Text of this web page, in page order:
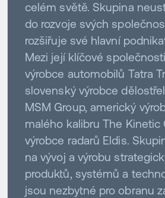
celém světě. Skupina
do rozvoje svých
rozšiřuje své hlavní
Mezi její klíčové
výrobce automobilů Tatra
slovenský výrobce
MSM Group, americký
malého kalibru The Kinetic
výrobce radarů Eldis.
na vývoj a výrobu
produktů, systémů a
jsou nezbytné pro obranu